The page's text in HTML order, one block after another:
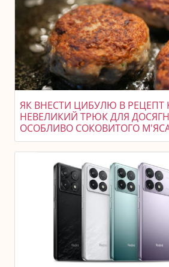
ЯК ВНЕСТИ ЦИБУЛЮ В РЕЦЕПТ
НЕВЕЛИКИЙ ТРЮК ДЛЯ
ОСОБЛИВО СОКОВИТОГО М'ЯСА